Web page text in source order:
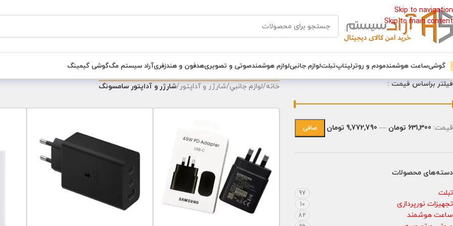
Skip to navigation
Skip to main content
گوشیساعت هوشمندمودم و روترلپتاپتبلتلوازم جانبیلوازم هوشمندصوتی و تصویریهدفون و هندزفریآراد سیستم مگگوشی گیمینگ
فیلتر براساس قیمت :
صافی قيمت: 631,300 تومان — 9,772,790 تومان
دسته‌های محصولات
تبلت 97
تجهیزات نورپردازی 10
ساعت هوشمند 82
خانه/لوازم جانبي/شارژر و آداپتور/شارژر و آداپتور سامسونگ